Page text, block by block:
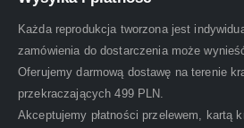
Każda reprodukcja tworzona jest
zamówienia do dostarczenia może
Oferujemy darmową dostawę na terenie
przekraczających 499 PLN.
Akceptujemy płatności przelewem, kartą